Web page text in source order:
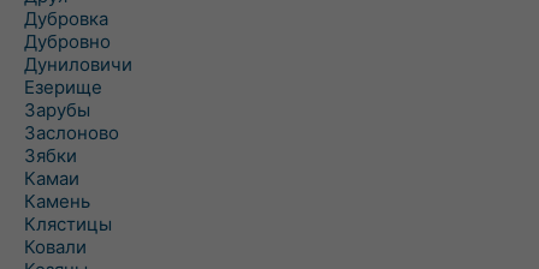
Дубровка
Дубровно
Дуниловичи
Езерище
Зарубы
Заслоново
Зябки
Камаи
Камень
Клястицы
Ковали